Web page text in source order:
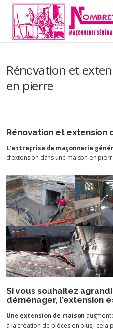
Aller au contenu
Rénovation et
en pierre
Rénovation et extension
L’entreprise de maçonnerie
d’extension dans une maison en
Si vous souhaitez
déménager, l’extension
Une extension de maison
à la création de pièces en plus, cela